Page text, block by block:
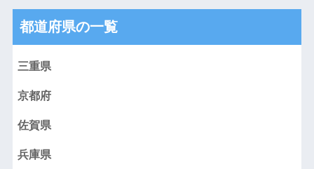
都道府県の一覧
三重県
京都府
佐賀県
兵庫県